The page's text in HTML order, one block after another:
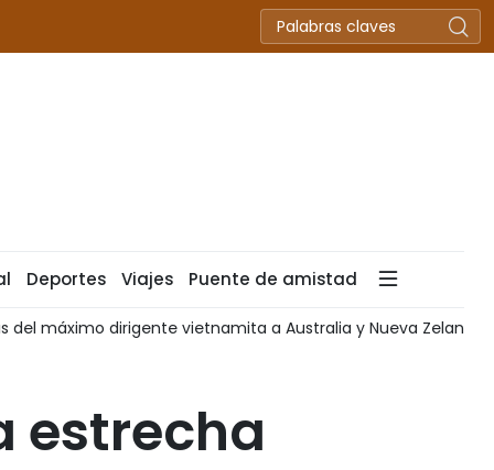
Deportes Viajes Puente de amistad
del máximo dirigente vietnamita a Australia y Nueva
estrecha